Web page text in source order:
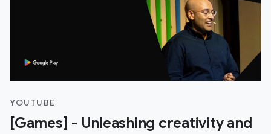
YOUTUBE
[Games] - Unleashing creativity and